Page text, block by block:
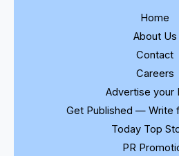
Home
About Us
Contact
Careers
Advertise your
Get Published — Write
Today Top
PR